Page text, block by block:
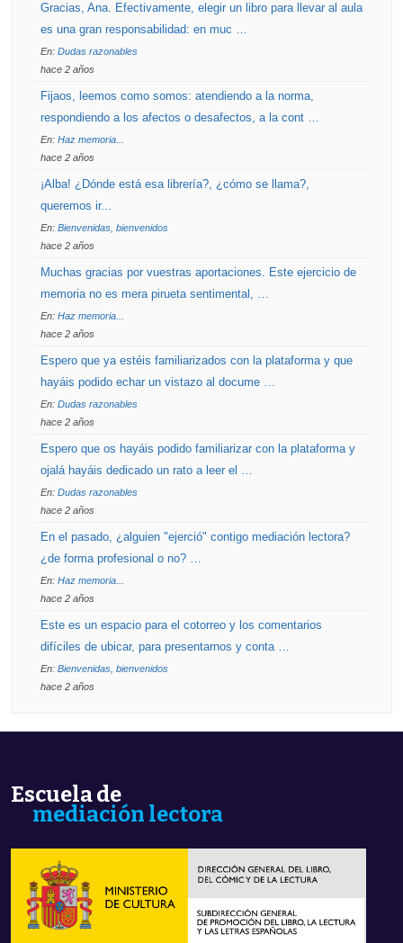
Gracias, Ana. Efectivamente, elegir un libro para llevar al aula
es una gran responsabilidad: en muc …
En: Dudas razonables
hace 2 años
Fijaos, leemos como somos: atendiendo a la norma,
respondiendo a los afectos o desafectos, a la cont …
En: Haz memoria...
hace 2 años
¡Alba! ¿Dónde está esa librería?, ¿cómo se llama?,
queremos ir...
En: Bienvenidas, bienvenidos
hace 2 años
Muchas gracias por vuestras aportaciones. Este ejercicio de
memoria no es mera pirueta sentimental, …
En: Haz memoria...
hace 2 años
Espero que ya estéis familiarizados con la plataforma y que
hayáis podido echar un vistazo al docume …
En: Dudas razonables
hace 2 años
Espero que os hayáis podido familiarizar con la plataforma y
ojalá hayáis dedicado un rato a leer el …
En: Dudas razonables
hace 2 años
En el pasado, ¿alguien "ejerció" contigo mediación lectora?
¿de forma profesional o no? …
En: Haz memoria...
hace 2 años
Este es un espacio para el cotorreo y los comentarios
difíciles de ubicar, para presentarnos y conta …
En: Bienvenidas, bienvenidos
hace 2 años
Escuela de
mediación lectora